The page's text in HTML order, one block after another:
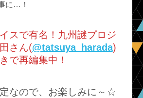
に…！
スで有名！九州謎プロジ
さん(@tatsuya_harada)
で再編集中！
なので、お楽しみに～☆